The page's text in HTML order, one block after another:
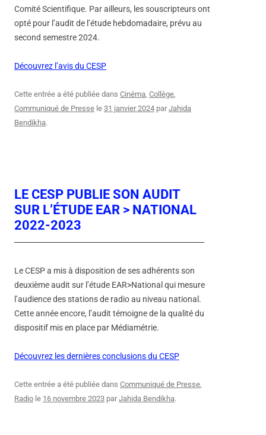
Comité Scientifique. Par ailleurs, les souscripteurs ont
opté pour l’audit de l’étude hebdomadaire, prévu au
second semestre 2024.
Découvrez l’avis du CESP
Cette entrée a été publiée dans Cinéma, Collège,
Communiqué de Presse le 31 janvier 2024 parJahida
Bendikha.
LE CESP PUBLIE SON AUDIT
SUR L’ÉTUDE EAR > NATIONAL
2022-2023
Le CESP a mis à disposition de ses adhérents son
deuxième audit sur l’étude EAR>National qui mesure
l’audience des stations de radio au niveau national.
Cette année encore, l’audit témoigne de la qualité du
dispositif mis en place par Médiamétrie.
Découvrez les dernières conclusions du CESP
Cette entrée a été publiée dans Communiqué de Presse,
Radio le 16 novembre 2023 parJahida Bendikha.